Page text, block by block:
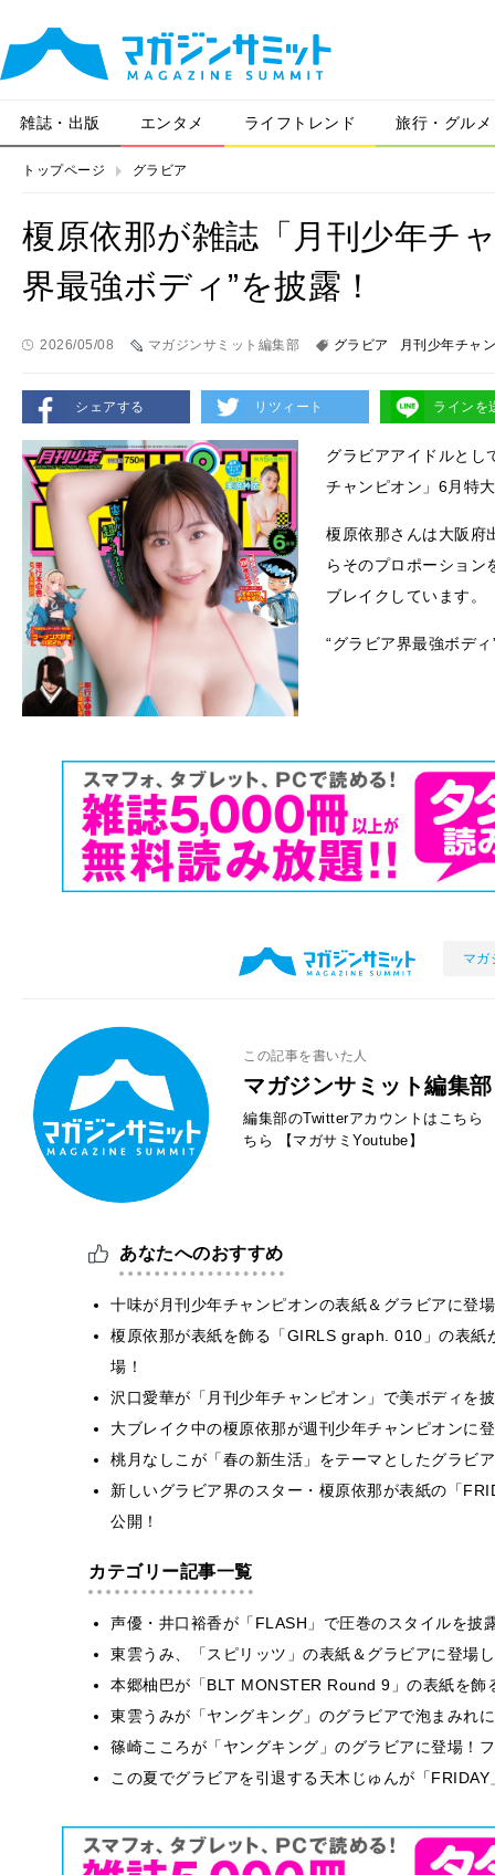
雑誌・出版 エンタメ ライフトレンド 旅行・グルメ
トップページ グラビア
榎原依那が雑誌「月刊少年チ
界最強ボディ”を披露！
2026/05/08 マガジンサミット編集部 グラビア 月刊少年チャ
シェアする リツィート ラインを
グラビアアイドルとし
チャンピオン」6月特
榎原依那さんは大阪府
らそのプロポーション
ブレイクしています。
“グラビア界最強ボデ
マガ
この記事を書いた人
マガジンサミット編集部
編集部のTwitterアカウントはこちら
ちら
【マガサミYoutube】
あなたへのおすすめ
十味が月刊少年チャンピオンの表紙＆グラビアに登
榎原依那が表紙を飾る「GIRLS graph. 010」の表紙
場！
沢口愛華が「月刊少年チャンピオン」で美ボディを
大ブレイク中の榎原依那が週刊少年チャンピオンに
桃月なしこが「春の新生活」をテーマとしたグラビ
新しいグラビア界のスター・榎原依那が表紙の「
公開！
カテゴリー記事一覧
声優・井口裕香が「FLASH」で圧巻のスタイルを
東雲うみ、「スピリッツ」の表紙＆グラビアに登場
本郷柚巴が「BLT MONSTER Round 9」の表紙を
東雲うみが「ヤングキング」のグラビアで泡まみれ
篠崎こころが「ヤングキング」のグラビアに登場！
この夏でグラビアを引退する天木じゅんが「